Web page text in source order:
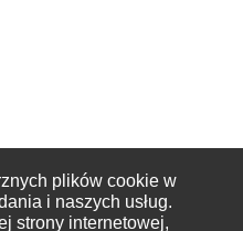
plików cookie w
i naszych usług.
strony internetowej,